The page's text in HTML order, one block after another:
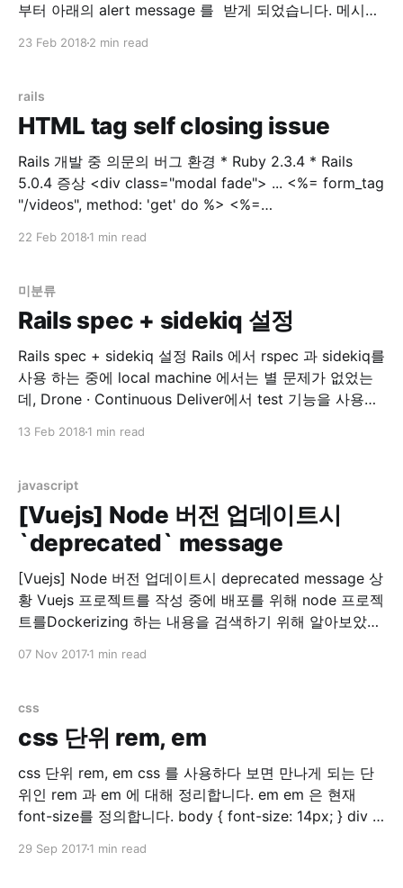
부터 아래의 alert message 를 받게 되었습니다. 메시지
23 Feb 2018 2 min read
rails
HTML tag self closing issue
Rails 개발 중 의문의 버그 환경 * Ruby 2.3.4 * Rails
5.0.4 증상 <div class="modal fade"> ... <%= form_tag
"/videos", method: 'get' do %> <%=
22 Feb 2018 1 min read
미분류
Rails spec + sidekiq 설정
Rails spec + sidekiq 설정 Rails 에서 rspec 과 sidekiq를
사용 하는 중에 local machine 에서는 별 문제가 없었는
데, Drone · Continuous Deliver에서 test 기능을 사용하
13 Feb 2018 1 min read
javascript
[Vuejs] Node 버전 업데이트시
`deprecated` message
[Vuejs] Node 버전 업데이트시 deprecated message 상
황 Vuejs 프로젝트를 작성 중에 배포를 위해 node 프로젝
트를Dockerizing 하는 내용을 검색하기 위해 알아보았습
07 Nov 20171 min read
css
css 단위 rem, em
css 단위 rem, em css 를 사용하다 보면 만나게 되는 단
위인 rem 과 em 에 대해 정리합니다. em em 은 현재
font-size를 정의합니다. body { font-size: 14px; } div {
을 한다면 body안의 폰트는 모두 14px 정의 될 것입니
29 Sep 20171 min read